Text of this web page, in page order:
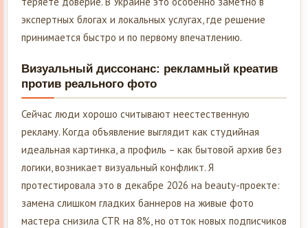
экспертных блогах и локальных услугах, где решение
принимается быстро и по первому впечатлению.
Визуальный диссонанс: рекламный креатив
против реального фото
Сейчас люди хорошо считывают неестественную
рекламу. Когда объявление выглядит как студийная
идеальная картинка, а профиль – как бытовой архив без
логики, возникает визуальный конфликт. Я
протестировала это в декабре 2026 на beauty-проекте:
замена слишком гладких баннеров на живые фото
мастера снизила CTR на 8%, но отток новых подписчиков